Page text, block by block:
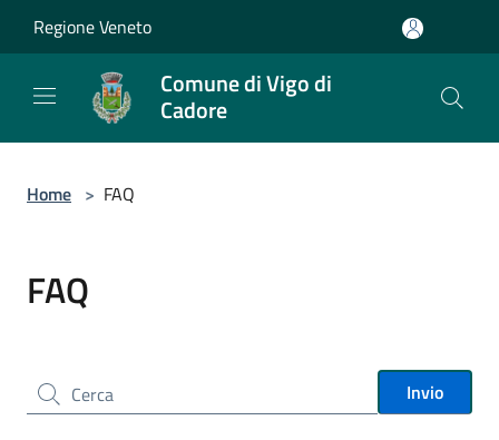
Regione Veneto
Comune di Vigo di
Cadore
Home > FAQ
FAQ
Cerca nel sito Invio